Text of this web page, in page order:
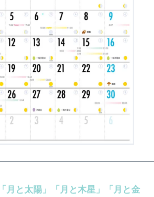
月と太陽」「月と木星」「月と金